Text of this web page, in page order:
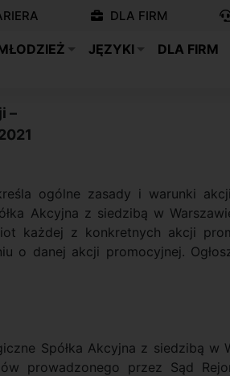
DLA FIRM
JĘZYKI
DLA FIRM
–
ogólne zasady i warunki
Akcyjna z siedzibą w
każdej z konkretnych akcji
o danej akcji promocyjnej.
Spółka Akcyjna z siedzibą w
prowadzonego przez Sąd